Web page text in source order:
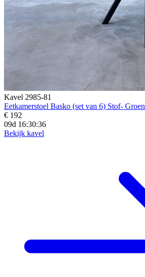
Kavel 2985-81
Eetkamerstoel Basko (set van 6) Stof- Groen
€ 192
09d 16:30:34
Bekijk kavel